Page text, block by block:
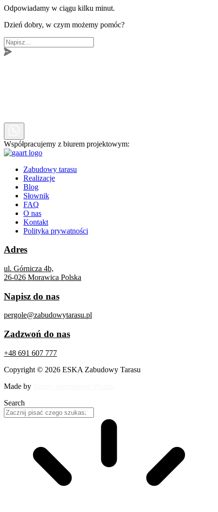
Odpowiadamy w ciągu kilku minut.
Dzień dobry, w czym możemy pomóc?
Współpracujemy z biurem projektowym:
Zabudowy tarasu
Realizacje
Blog
Słownik
FAQ
O nas
Kontakt
Polityka prywatności
Adres
ul. Górnicza 4b,
26-026 Morawica Polska
Napisz do nas
pergole@zabudowytarasu.pl
Zadzwoń do nas
+48 691 607 777
Copyright © 2026 ESKA Zabudowy Tarasu
Made by
Search